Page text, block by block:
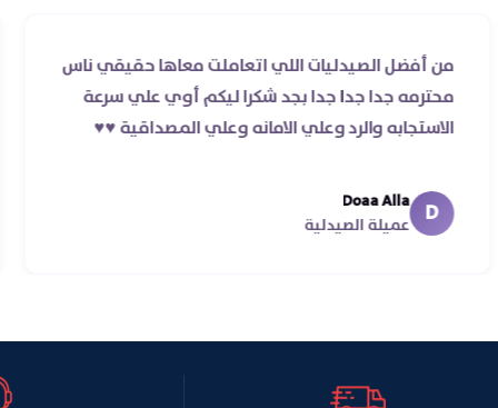
من أفضل الصيدليات اللي اتعاملت معاها حقيقي
محترمه جدا جدا جدا بجد شكرا ليكم أوي علي سرعة
الاستجابه والرد وعلي الامانه وعلي المصداقية ♥️♥️‏
D
عميلة الصيدلية